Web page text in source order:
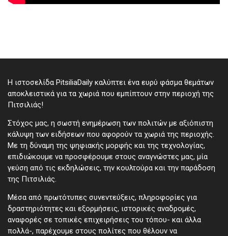
Η ιστοσελίδα PitsiliaDaily καλύπτει ένα ευρύ φάσμα θεμάτων
αποκλειστικά για τα χωριά που εμπίπτουν στην περιοχή της
Πιτσιλιάς!
Στόχος μας, η σωστή ενημέρωση των πολιτών με αξιόπιστη
κάλυψη των ειδήσεων που αφορούν τα χωριά της περιοχής.
Με τη δύναμη της ψηφιακής μορφής και της τεχνολογίας,
επιδιώκουμε να προσφέρουμε στους αναγνώστες μας, μία
γεύση από τις εκδηλώσεις, την κουλτούρα και την παράδοση
της Πιτσιλιάς.
Μέσα από πρωτότυπες συνεντεύξεις, πληροφορίες για
δραστηριότητες και εξορμήσεις, ιστορικές αναδρομές,
αναφορές σε τοπικές επιχειρήσεις του τόπου- και άλλα
πολλά-, παρέχουμε στους πολίτες που θέλουν να